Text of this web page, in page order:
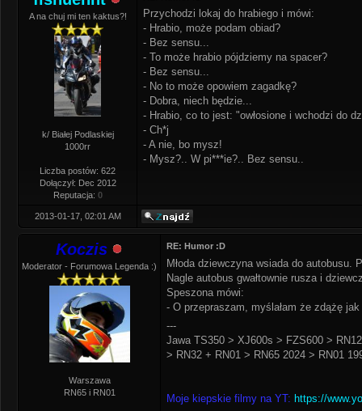
A na chuj mi ten kaktus?!
k/ Białej Podlaskiej
1000rr
Liczba postów: 622
Dołączył: Dec 2012
Reputacja: 0
Przychodzi lokaj do hrabiego i mówi:
- Hrabio, może podam obiad?
- Bez sensu...
- To może hrabio pójdziemy na spacer?
- Bez sensu...
- No to może opowiem zagadkę?
- Dobra, niech będzie...
- Hrabio, co to jest: "owłosione i wchodzi do
- Ch*j
- A nie, bo mysz!
- Mysz?.. W pi***ie?.. Bez sensu..
2013-01-17, 02:01 AM
Koczis
Moderator - Forumowa Legenda :)
Warszawa
RN65 i RN01
RE: Humor :D
Młoda dziewczyna wsiada do autobusu.
Nagle autobus gwałtownie rusza i
Speszona mówi:
- O przepraszam, myślałam że zdążę
---
Jawa TS350 > XJ600s > FZS600 >
> RN32 + RN01 > RN65 2024 > RN01
Moje kiepskie filmy na YT: https://